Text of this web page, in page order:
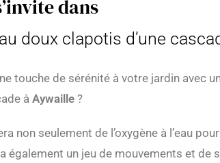
dans
doux clapotis d’une
touche de sérénité à votre jardin avec
à Aywaille ?
non seulement de l’oxygène à l’eau
également un jeu de mouvements et de